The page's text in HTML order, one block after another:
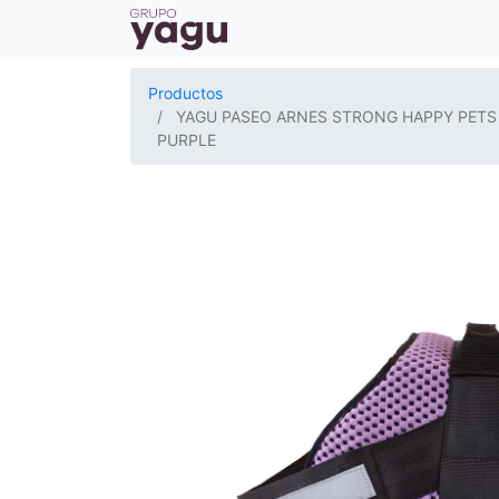
Productos
YAGU PASEO ARNES STRONG HAPPY PETS
PURPLE